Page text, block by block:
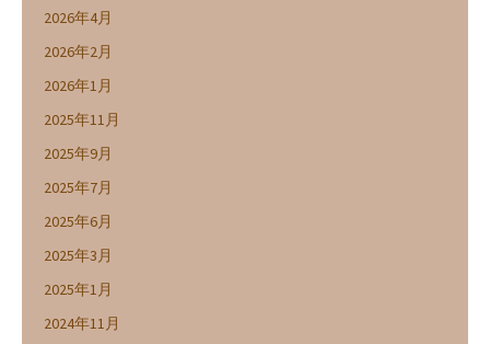
2026年4月
2026年2月
2026年1月
2025年11月
2025年9月
2025年7月
2025年6月
2025年3月
2025年1月
2024年11月